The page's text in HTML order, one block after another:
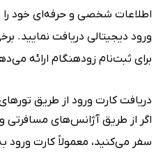
اطلاعات شخصی و حرفه‌ای خود را
ورود دیجیتالی دریافت نمایید.
برای ثبت‌نام زودهنگام ارائه
دریافت کارت ورود از طریق
اگر از طریق آژانس‌های مسافرتی
سفر می‌کنید، معمولاً کارت ورود